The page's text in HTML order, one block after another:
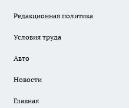
Редакционная политика
Условия труда
Авто
Новости
Главная